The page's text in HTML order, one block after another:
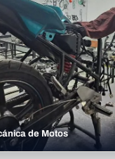
de Motos